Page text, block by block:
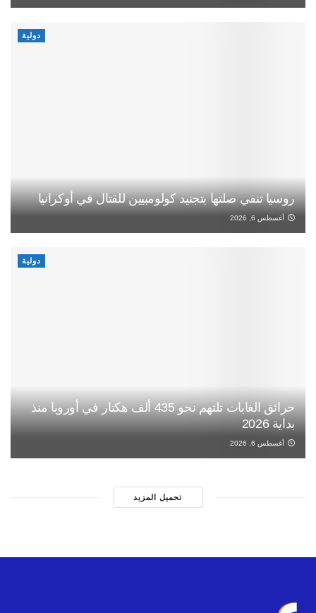
دولية
روسيا تنفي صلتها بتجنيد كولومبيين للقتال في أوكرانيا
أغسطس 6, 2026
دولية
حرائق الغابات تلتهم نحو 435 ألف هكتار في أوروبا منذ
بداية 2026
أغسطس 6, 2026
تحميل المزيد